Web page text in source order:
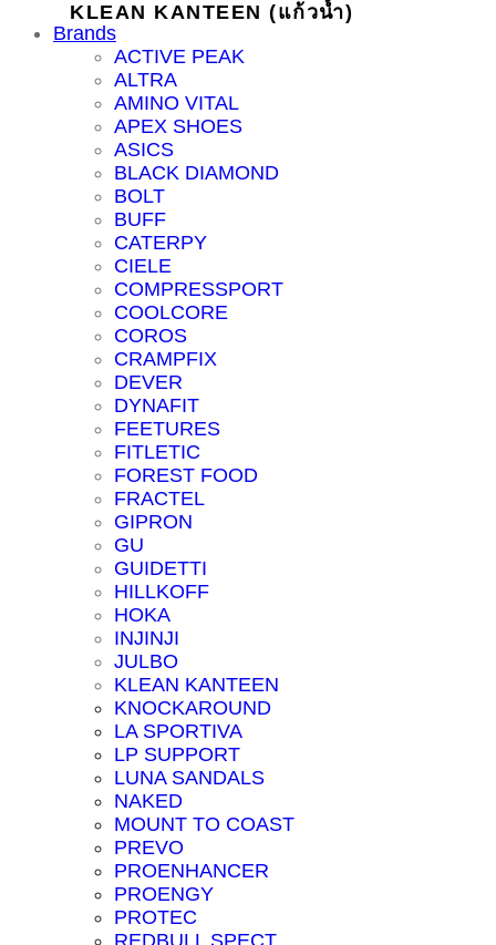
KLEAN KANTEEN (แก้วน้ำ)
Brands
ACTIVE PEAK
ALTRA
AMINO VITAL
APEX SHOES
ASICS
BLACK DIAMOND
BOLT
BUFF
CATERPY
CIELE
COMPRESSPORT
COOLCORE
COROS
CRAMPFIX
DEVER
DYNAFIT
FEETURES
FITLETIC
FOREST FOOD
FRACTEL
GIPRON
GU
GUIDETTI
HILLKOFF
HOKA
INJINJI
JULBO
KLEAN KANTEEN
KNOCKAROUND
LA SPORTIVA
LP SUPPORT
LUNA SANDALS
NAKED
MOUNT TO COAST
PREVO
PROENHANCER
PROENGY
PROTEC